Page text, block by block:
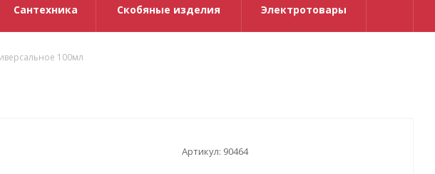
Сантехника Скобяные изделия Электротовары
100мл
Артикул: 90464